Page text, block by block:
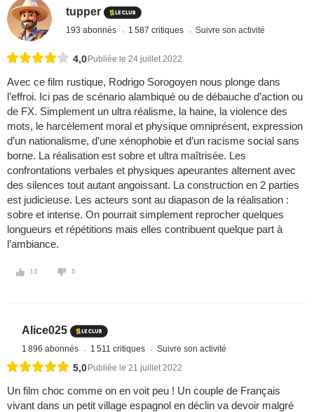
tupper
193 abonnés 1 587 critiques Suivre son activité
4,0Publiée le 24 juillet 2022
Avec ce film rustique, Rodrigo Sorogoyen nous plonge dans
l’effroi. Ici pas de scénario alambiqué ou de débauche d’action ou
de FX. Simplement un ultra réalisme, la haine, la violence des
mots, le harcèlement moral et physique omniprésent, expression
d’un nationalisme, d’une xénophobie et d’un racisme social sans
borne. La réalisation est sobre et ultra maîtrisée. Les
confrontations verbales et physiques apeurantes alternent avec
des silences tout autant angoissant. La construction en 2 parties
est judicieuse. Les acteurs sont au diapason de la réalisation :
sobre et intense. On pourrait simplement reprocher quelques
longueurs et répétitions mais elles contribuent quelque part à
l’ambiance.
13 5
Alice025
1 896 abonnés 1 511 critiques Suivre son activité
5,0Publiée le 21 juillet 2022
Un film choc comme on en voit peu ! Un couple de Français
vivant dans un petit village espagnol en déclin va devoir malgré